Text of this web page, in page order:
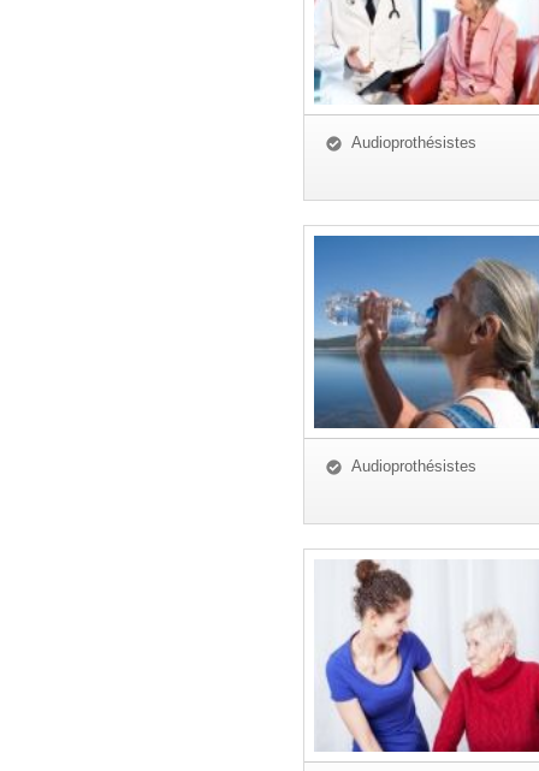
Audioprothésistes
Audioprothésistes